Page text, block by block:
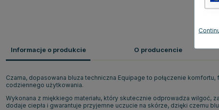
Informacje o produkcie
Czarna, dopasowana bluza techniczna Equipage to połączenie
codziennego użytkowania.
Wykonana z miękkiego materiału, który skutecznie odprowadza wilgoć,
dodaje ciepła i gwarantuje przyjemne uczucie na skórze, dzięki czemu
O producencie